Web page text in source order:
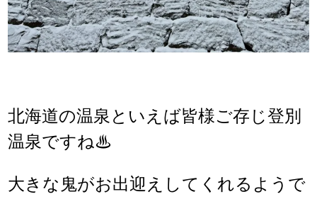
北海道の温泉といえば皆様ご存じ登別
温泉ですね♨
大きな鬼がお出迎えしてくれるようで